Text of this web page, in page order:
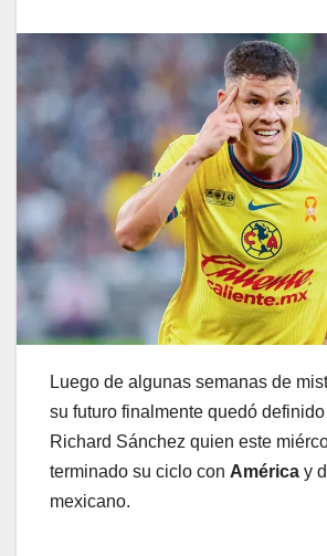
Luego de algunas semanas de
su futuro finalmente quedó
Richard Sánchez quien este
terminado su ciclo con América y
mexicano.